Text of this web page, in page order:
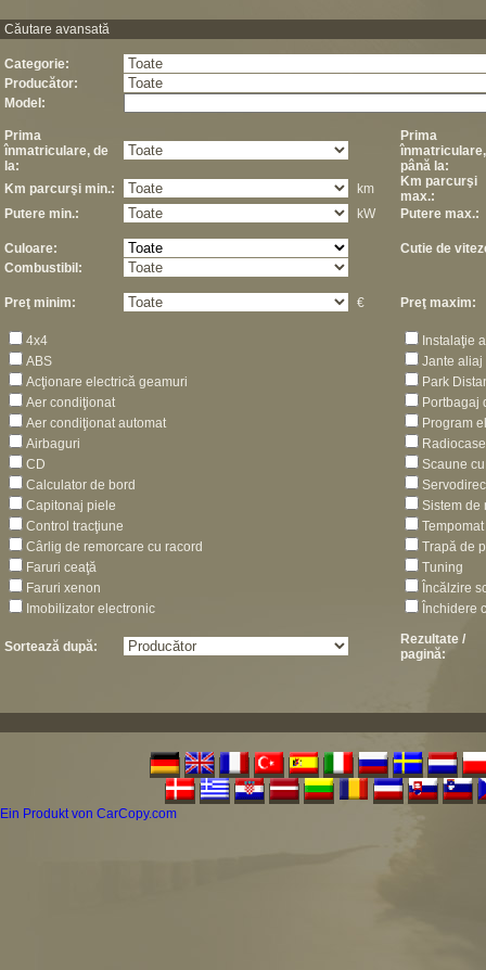
Căutare avansată
Categorie:
Producător:
Model:
Prima
înmatriculare, de
la:
Prima
înmatriculare,
până la:
Km parcurşi min.:
km
Km parcurşi
max.:
Putere min.:
kW Putere max.:
Culoare:
Cutie de
Combustibil:
Preţ minim: € Preţ maxim:
4x4
ABS
Acţionare electrică geamuri
Aer condiţionat
Aer condiţionat automat
Airbaguri
CD
Calculator de bord
Capitonaj piele
Control tracţiune
Cârlig de remorcare cu racord
Faruri ceaţă
Faruri xenon
Imobilizator electronic
Instalaţie
Jante aliaj
Park
Portbagaj
Program
Scaune
Sistem de
Tempomat
Trapă de
Tuning
Încălzire
Închidere
Sortează după:
Rezultate /
pagină:
Ein Produkt von CarCopy.com